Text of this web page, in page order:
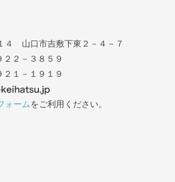
４ 山口市吉敷下東２－４－７
２－３８５９
２１－１９１９
ォームをご利用ください。